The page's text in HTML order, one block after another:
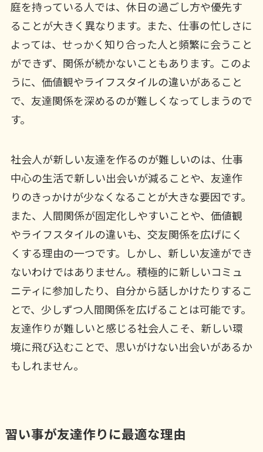
庭を持っている人では、休日の過ごし方や優先す
ることが大きく異なります。また、仕事の忙しさに
よっては、せっかく知り合った人と頻繁に会うこと
ができず、関係が続かないこともあります。このよ
うに、価値観やライフスタイルの違いがあること
で、友達関係を深めるのが難しくなってしまうので
す。
社会人が新しい友達を作るのが難しいのは、仕事
中心の生活で新しい出会いが減ることや、友達作
りのきっかけが少なくなることが大きな要因です。
また、人間関係が固定化しやすいことや、価値観
やライフスタイルの違いも、交友関係を広げにく
くする理由の一つです。しかし、新しい友達ができ
ないわけではありません。積極的に新しいコミュ
ニティに参加したり、自分から話しかけたりするこ
とで、少しずつ人間関係を広げることは可能です。
友達作りが難しいと感じる社会人こそ、新しい環
境に飛び込むことで、思いがけない出会いがあるか
もしれません。
習い事が友達作りに最適な理由